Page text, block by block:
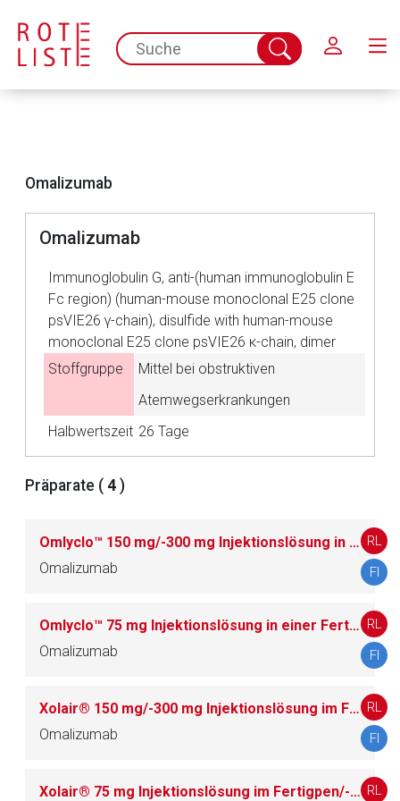
spc.search.input.placeholder
Suche
abschicken
Omalizumab
Omalizumab
Immunoglobulin G, anti-(human immunoglobulin E
Fc region) (human-mouse monoclonal E25 clone
psVIE26 γ-chain), disulfide with human-mouse
monoclonal E25 clone psVIE26 κ-chain, dimer
Stoffgruppe
Mittel bei obstruktiven
Atemwegserkrankungen
Halbwertszeit 26 Tage
Präparate ( 4 )
Omlyclo™ 150 mg/-300 mg Injektionslösung in einer Fertigspritze/-im Fertigpen
Omalizumab
RL
FI
Omlyclo™ 75 mg Injektionslösung in einer Fertigspritze/-im Fertigpen
Omalizumab
RL
FI
Xolair® 150 mg/-300 mg Injektionslösung im Fertigpen/-in einer Fertigspritze
Omalizumab
RL
FI
Xolair® 75 mg Injektionslösung im Fertigpen/-in einer Fertigspritze RL
Aufruf einer externen Seite
Seite. Für die Inhalte der externen Web-Seite ist deren
Betreiber verantwortlich. Ebenso gelten dort ggf. andere